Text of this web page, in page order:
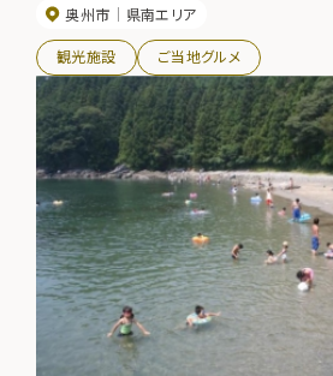
奥州市 県南エリア
観光施設 ご当地グルメ